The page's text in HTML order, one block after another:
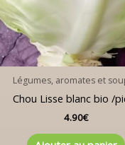
Légumes, aromates et
Chou Lisse blanc bio /
4.90€